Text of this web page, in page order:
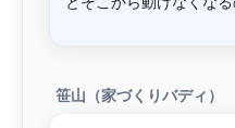
笹山（家づくりバディ）